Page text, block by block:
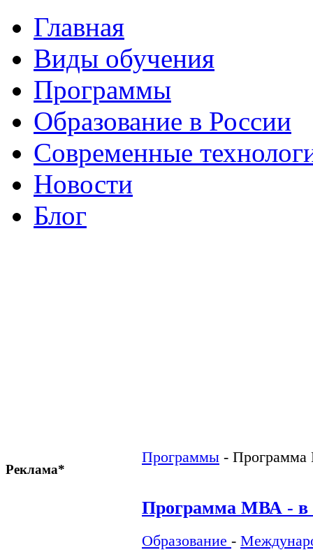
Главная
Виды обучения
Программы
Образование в России
Современные
Новости
Блог
Программы -
Программа МВА -
Образование -
Реклама*